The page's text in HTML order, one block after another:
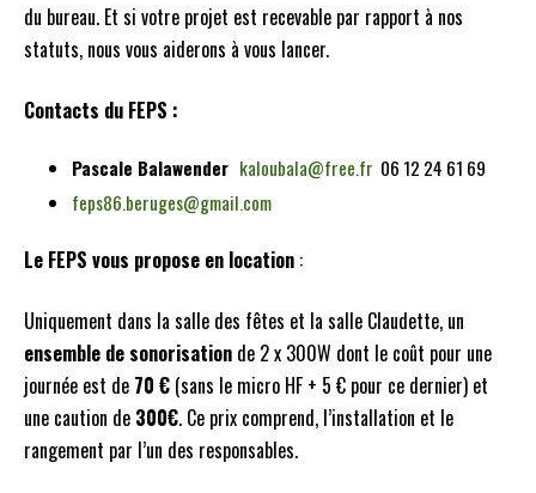
du bureau. Et si votre projet est recevable par rapport à nos
statuts, nous vous aiderons à vous lancer.
Contacts du FEPS :
Pascale Balawender kaloubala@free.fr 06 12 24 61 69
feps86.beruges@gmail.com
Le FEPS vous propose en location :
Uniquement dans la salle des fêtes et la salle Claudette, un
ensemble de sonorisation de 2 x 300W dont le coût pour une
journée est de 70 € (sans le micro HF + 5 € pour ce dernier) et
une caution de 300€. Ce prix comprend, l’installation et le
rangement par l’un des responsables.